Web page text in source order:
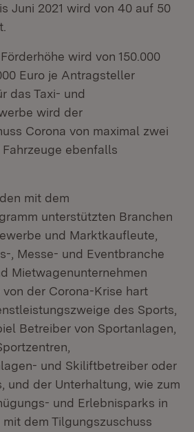
Juni 2021 wird von 40 auf 50
wird von 150.000
Euro je Antragsteller
das Taxi- und
wird der
Corona von maximal zwei
ebenfalls
mit dem
unterstützten Branchen
und Marktkaufleute,
, Messe- und Eventbranche
Mietwagenunternehmen
der Corona-Krise hart
des Sports,
Betreiber von Sportanlagen,
und Skiliftbetreiber oder
und der Unterhaltung, wie zum
und Erlebnisparks in
dem Tilgungszuschuss